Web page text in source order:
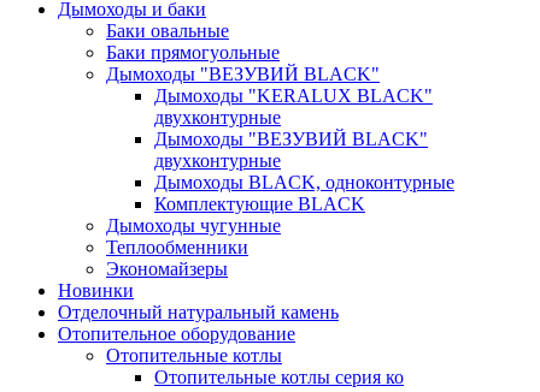
Дымоходы и баки
Баки овальные
Баки прямогуольные
Дымоходы "ВЕЗУВИЙ BLACK"
Дымоходы "KERALUX BLACK"
двухконтурные
Дымоходы "ВЕЗУВИЙ BLACK"
двухконтурные
Дымоходы BLACK, одноконтурные
Комплектующие BLACK
Дымоходы чугунные
Теплообменники
Экономайзеры
Новинки
Отделочный натуральный камень
Отопительное оборудование
Отопительные котлы
Отопительные котлы серия ко